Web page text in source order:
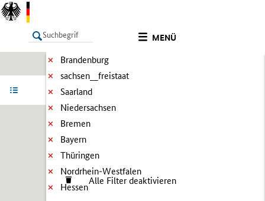
MENÜ
LISTE
Brandenburg
sachsen__freistaat
Saarland
Niedersachsen
Bremen
Bayern
Thüringen
Nordrhein-Westfalen
Hessen
Alle Filter deaktivieren